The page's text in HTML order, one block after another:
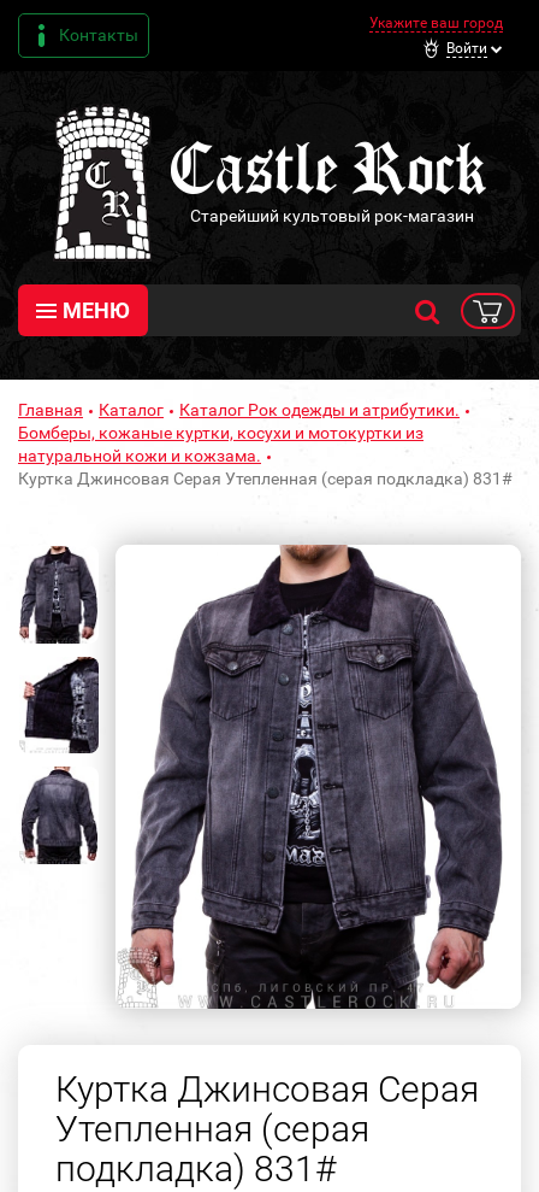
Контакты
Укажите ваш город
Войти
Старейший культовый рок-магазин
МЕНЮ
Главная Каталог
Каталог Рок одежды и атрибутики.
Бомберы, кожаные куртки, косухи и мотокуртки из
натуральной кожи и кожзама.
Куртка Джинсовая Серая Утепленная (серая подкладка) 831#
Куртка Джинсовая Серая
Утепленная (серая
подкладка) 831#